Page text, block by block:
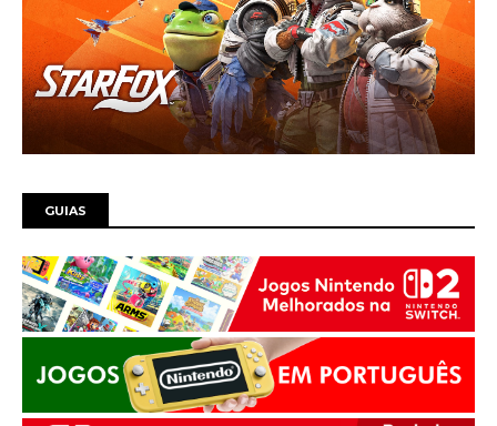
GUIAS